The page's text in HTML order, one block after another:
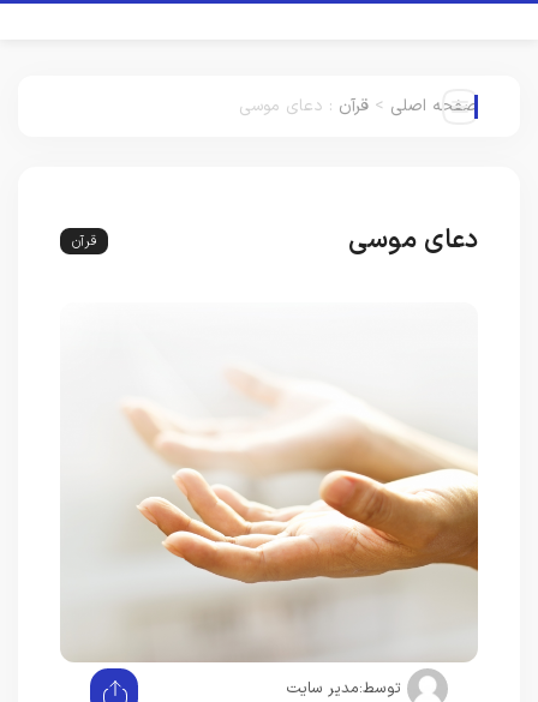
صفحه اصلی > قرآن : دعای موسی
دعای موسی قرآن
توسط:مدیر سایت